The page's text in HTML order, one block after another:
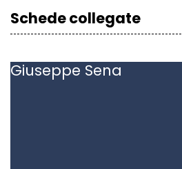
Schede collegate
Giuseppe Sena